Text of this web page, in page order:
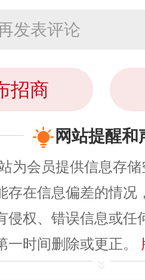
发表评论
招商
网站提醒和
为会员提供信息存
存在信息偏差的情况
侵权、错误信息或任
时间删除或更正。
平台自有内容（文字